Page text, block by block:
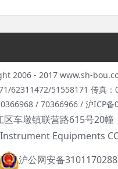
2006 - 2017 www.sh-
62311472/51558171 传真
/ 70366966 / 沪ICP备
车墩镇联营路615号20幢
Equipments
沪公网安备